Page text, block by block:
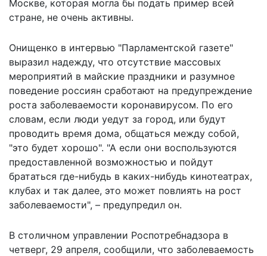
Москве, которая могла бы подать пример всей
стране, не очень активны.
Онищенко в интервью "Парламентской газете"
выразил надежду, что отсутствие массовых
мероприятий в майские праздники и разумное
поведение россиян сработают на предупреждение
роста заболеваемости коронавирусом. По его
словам, если люди уедут за город, или будут
проводить время дома, общаться между собой,
"это будет хорошо". "А если они воспользуются
предоставленной возможностью и пойдут
брататься где-нибудь в каких-нибудь кинотеатрах,
клубах и так далее, это может повлиять на рост
заболеваемости", – предупредил он.
В столичном управлении Роспотребнадзора в
четверг, 29 апреля, сообщили, что заболеваемость